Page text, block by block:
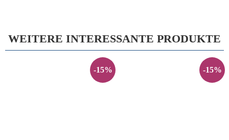
WEITERE INTERESSANTE PRODUKTE
-15% -15%